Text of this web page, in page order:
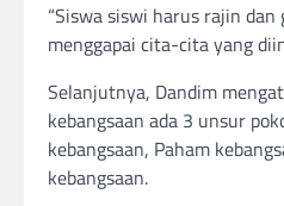
“Siswa siswi harus rajin
menggapai cita-cita yang
Selanjutnya, Dandim
kebangsaan ada 3 unsur
kebangsaan, Paham
kebangsaan.